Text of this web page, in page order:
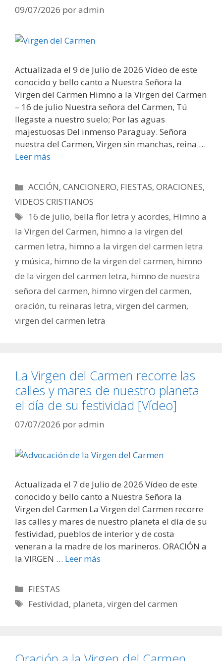
09/07/2026 poradmin
Actualizada el 9 de Julio de 2026 Vídeo de este
conocido y bello canto a Nuestra Señora la
Virgen del Carmen Himno a la Virgen del Carmen
– 16 de julio Nuestra señora del Carmen, Tú
llegaste a nuestro suelo; Por las aguas
majestuosas Del inmenso Paraguay. Señora
nuestra del Carmen, Virgen sin manchas, reina …
Leer más
Categorías
ACCIÓN,CANCIONERO, FIESTAS,ORACIONES,
VIDEOS CRISTIANOS
Etiquetas
16 de julio, bella flor letra y acordes, Himno a
la Virgen del Carmen, himno a la virgen del
carmen letra, himno a la virgen del carmen letra
y música, himno de la virgen del carmen, himno
de la virgen del carmen letra, himno de nuestra
señora del carmen, himno virgen del carmen,
oración, tu reinaras letra, virgen del carmen,
virgen del carmen letra
La Virgen del Carmen recorre las
calles y mares de nuestro planeta
el día de su festividad [Vídeo]
07/07/2026 poradmin
Actualizada el 7 de Julio de 2026 Vídeo de este
conocido y bello canto a Nuestra Señora la
Virgen del Carmen La Virgen del Carmen recorre
las calles y mares de nuestro planeta el día de su
festividad, pueblos de interior y de costa
veneran a la madre de los marineros. ORACIÓN a
la VIRGEN … Leer más
Categorías
FIESTAS
Etiquetas
Festividad, planeta,virgen del carmen